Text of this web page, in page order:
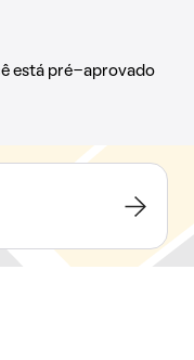
está pré-aprovado